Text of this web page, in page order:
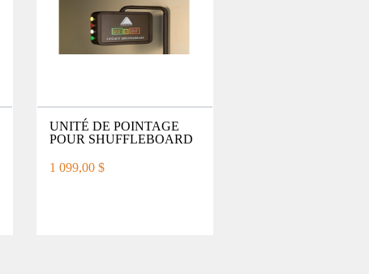
UNITÉ DE POINTAGE
POUR SHUFFLEBOARD
1 099,00 $